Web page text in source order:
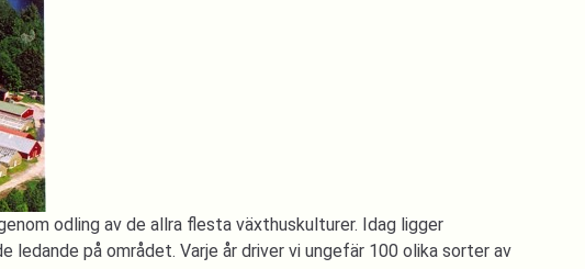
odling av de allra flesta växthuskulturer. Idag ligger
på området. Varje år driver vi ungefär 100 olika sorter av